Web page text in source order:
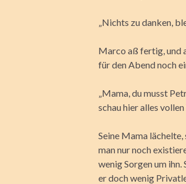
„Nichts zu danken,
Marco aß fertig, und
für den Abend noch
„Mama, du musst
schau hier alles
Seine Mama
man nur noch
wenig Sorgen um
er doch wenig